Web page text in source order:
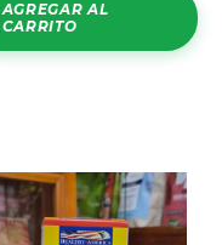
AGREGAR AL
CARRITO